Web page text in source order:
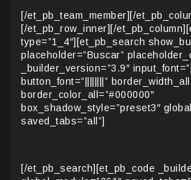
[/et_pb_team_member][/
[/et_pb_row_inner][/
type=”1_4″][et_pb_search
placeholder=”Buscar”
_builder_version=”3.9″
button_font=”||||||||”
border_color_all=”#000000″
box_shadow_style=”preset3″
saved_tabs=”all”]
[/et_pb_search][et_pb_code